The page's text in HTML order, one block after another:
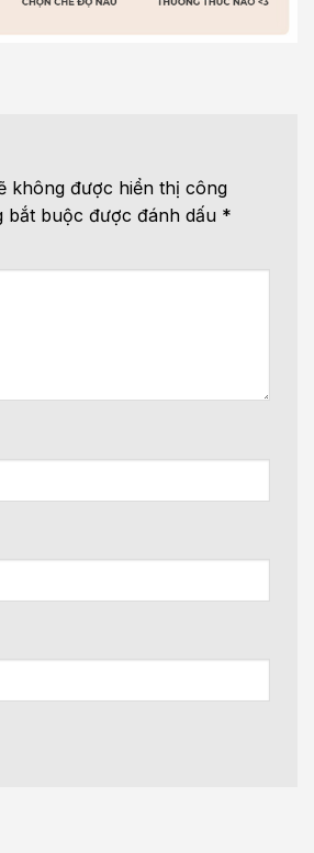
không được hiển thị công
bắt buộc được đánh dấu *